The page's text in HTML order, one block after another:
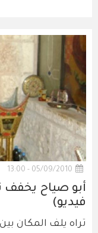
05/09/2010 - 13:00
أبو صياح يخفف
فيديو)
تراه يلف المكان